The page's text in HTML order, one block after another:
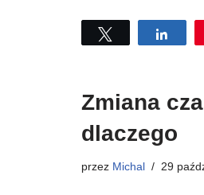
Tweetuj
Zmiana
dlaczego
przez Michal 29